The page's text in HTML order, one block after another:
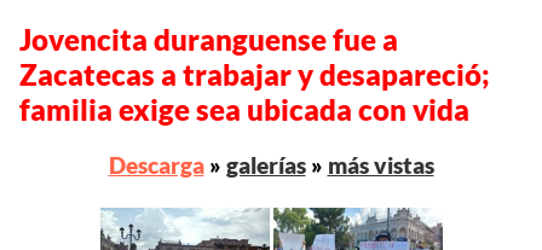
Jovencita duranguense fue a
Zacatecas a trabajar y desapareció;
familia exige sea ubicada con vida
Descarga» galerías» más vistas